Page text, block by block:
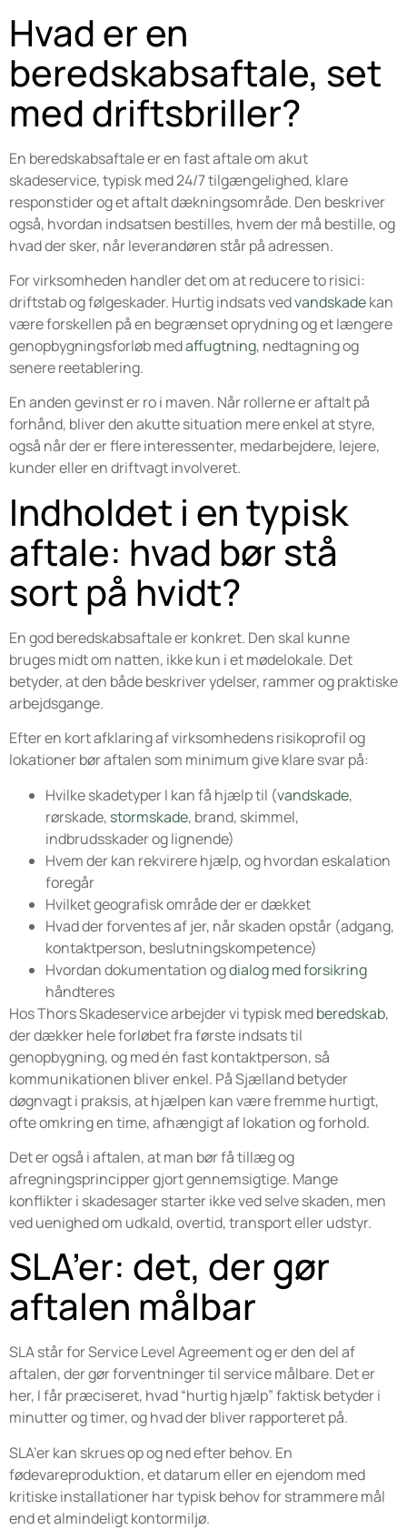
Hvad er en
beredskabsaftale, set
med driftsbriller?
En beredskabsaftale er en fast aftale om akut
skadeservice, typisk med 24/7 tilgængelighed, klare
responstider og et aftalt dækningsområde. Den beskriver
også, hvordan indsatsen bestilles, hvem der må bestille, og
hvad der sker, når leverandøren står på adressen.
For virksomheden handler det om at reducere to risici:
driftstab og følgeskader. Hurtig indsats vedvandskadekan
være forskellen på en begrænset oprydning og et længere
genopbygningsforløb medaffugtning, nedtagning og
senere reetablering.
En anden gevinst er ro i maven. Når rollerne er aftalt på
forhånd, bliver den akutte situation mere enkel at styre,
også når der er flere interessenter, medarbejdere, lejere,
kunder eller en driftvagt involveret.
Indholdet i en typisk
aftale: hvad bør stå
sort på hvidt?
En god beredskabsaftale er konkret. Den skal kunne
bruges midt om natten, ikke kun i et mødelokale. Det
betyder, at den både beskriver ydelser, rammer og praktiske
arbejdsgange.
Efter en kort afklaring af virksomhedens risikoprofil og
lokationer bør aftalen som minimum give klare svar på:
Hvilke skadetyper I kan få hjælp til (vandskade,
rørskade, stormskade, brand, skimmel,
indbrudsskader og lignende)
Hvem der kan rekvirere hjælp, og hvordan eskalation
foregår
Hvilket geografisk område der er dækket
Hvad der forventes af jer, når skaden opstår (adgang,
kontaktperson, beslutningskompetence)
Hvordan dokumentation ogdialog med forsikring
håndteres
Hos Thors Skadeservice arbejder vi typisk medberedskab,
der dækker hele forløbet fra første indsats til
genopbygning, og med én fast kontaktperson, så
kommunikationen bliver enkel. På Sjælland betyder
døgnvagt i praksis, at hjælpen kan være fremme hurtigt,
ofte omkring en time, afhængigt af lokation og forhold.
Det er også i aftalen, at man bør få tillæg og
afregningsprincipper gjort gennemsigtige. Mange
konflikter i skadesager starter ikke ved selve skaden, men
ved uenighed om udkald, overtid, transport eller udstyr.
SLA’er: det, der gør
aftalen målbar
SLA står for Service Level Agreement og er den del af
aftalen, der gør forventninger til service målbare. Det er
her, I får præciseret, hvad “hurtig hjælp” faktisk betyder i
minutter og timer, og hvad der bliver rapporteret på.
SLA’er kan skrues op og ned efter behov. En
fødevareproduktion, et datarum eller en ejendom med
kritiske installationer har typisk behov for strammere mål
end et almindeligt kontormiljø.